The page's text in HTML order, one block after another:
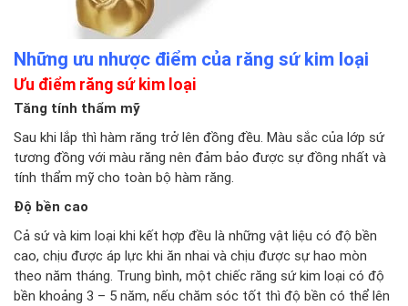
Những ưu nhược điểm của răng sứ kim loại
Ưu điểm răng sứ kim loại
Tăng tính thẩm mỹ
Sau khi lắp thì hàm răng trở lên đồng đều. Màu sắc của lớp sứ
tương đồng với màu răng nên đảm bảo được sự đồng nhất và
tính thẩm mỹ cho toàn bộ hàm răng.
Độ bền cao
Cả sứ và kim loại khi kết hợp đều là những vật liệu có độ bền
cao, chịu được áp lực khi ăn nhai và chịu được sự hao mòn
theo năm tháng. Trung bình, một chiếc răng sứ kim loại có độ
bền khoảng 3 – 5 năm, nếu chăm sóc tốt thì độ bền có thể lên